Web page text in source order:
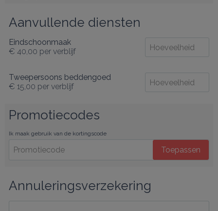
Aanvullende diensten
Eindschoonmaak
€ 40,00 per verblijf
Tweepersoons beddengoed
€ 15,00 per verblijf
Promotiecodes
Ik maak gebruik van de kortingscode
Toepassen
Annuleringsverzekering